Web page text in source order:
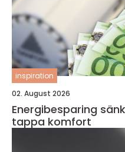
inspiration
02. August 2026
Energibesparing sänk kostnaderna utan att
tappa komfort